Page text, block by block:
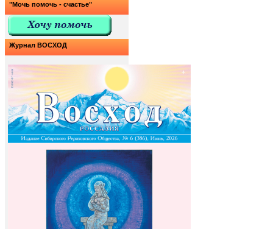
"Мочь помочь - счастье"
Журнал ВОСХОД